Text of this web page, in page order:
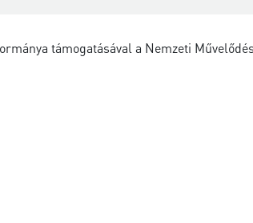
támogatásával a Nemzeti